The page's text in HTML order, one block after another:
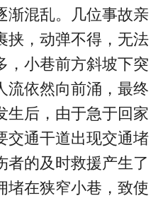
渐混乱。几位事故亲
挟，动弹不得，无法
，小巷前方斜坡下突
流依然向前涌，最终
生后，由于急于回家
交通干道出现交通堵
者的及时救援产生了
堵在狭窄小巷，致使